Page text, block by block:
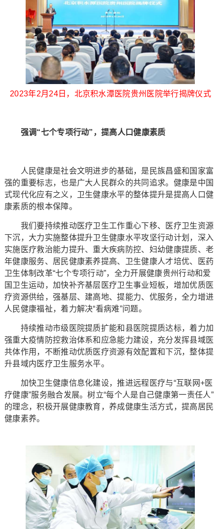
2023年2月24日，北京积水潭医院贵州医院举行揭牌仪式
强调“七个专项行动”，提高人口健康素质
人民健康是社会文明进步的基础，是民族昌盛和国家富
强的重要标志，也是广大人民群众的共同追求。健康是中国
式现代化应有之义，卫生健康水平的整体提升是提高人口健
康素质的根本保障。
我们要持续推动医疗卫生工作重心下移、医疗卫生资源
下沉，大力实施整体提升卫生健康水平攻坚行动计划，深入
实施医疗救治能力提升、重大疾病防控、妇幼健康提质、老
年健康服务、居民健康素养提高、卫生健康人才培优、医药
卫生体制改革“七个专项行动”，全力开展健康贵州行动和爱
国卫生运动，加快补齐基层医疗卫生事业短板，增加优质医
疗资源供给，强基层、建高地、提能力、优服务，全力增进
人民健康福祉，着力解决“看病难”问题。
持续推动市级医院提质扩能和县医院提质达标，着力加
强重大疫情防控救治体系和应急能力建设，充分发挥县域医
共体作用，不断推动优质医疗资源有效配置和下沉，整体提
升县域内医疗卫生服务水平。
加快卫生健康信息化建设，推进远程医疗与“互联网+医
疗健康”服务融合发展。树立“每个人是自己健康第一责任人”
的理念，积极开展健康教育，养成健康生活方式，提高居民
健康素养。